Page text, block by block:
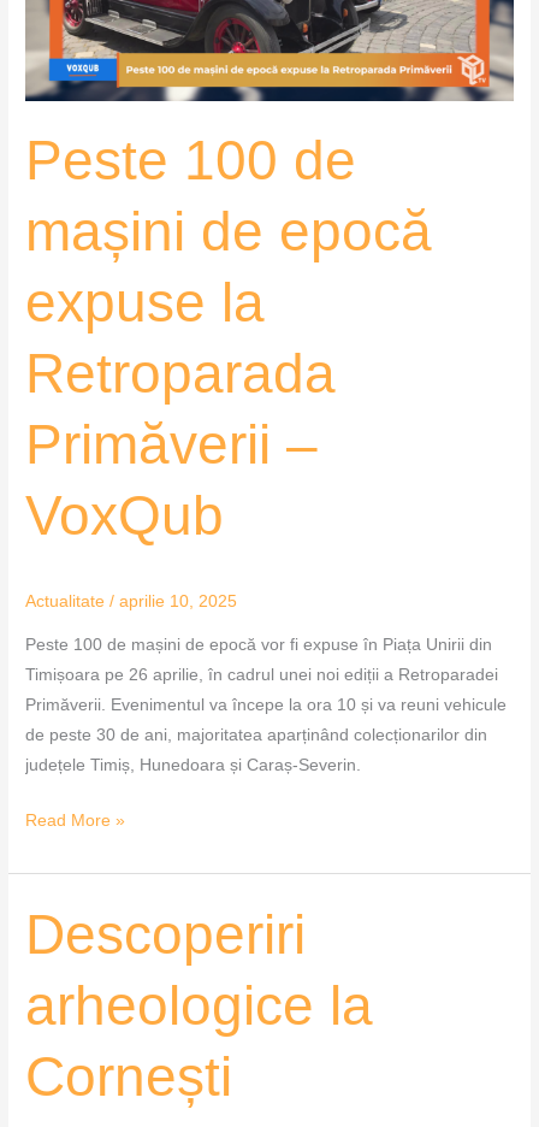
Peste 100 de
mașini de epocă
expuse la
Retroparada
Primăverii –
VoxQub
Actualitate /aprilie 10, 2025
Peste 100 de mașini de epocă vor fi expuse în Piața Unirii din
Timișoara pe 26 aprilie, în cadrul unei noi ediții a Retroparadei
Primăverii. Evenimentul va începe la ora 10 și va reuni vehicule
de peste 30 de ani, majoritatea aparținând colecționarilor din
județele Timiș, Hunedoara și Caraș-Severin.
expuse
la
Retroparada
–
VoxQub
Read More »
Descoperiri
arheologice la
Cornești
Descoperiri
arheologice
Cornești